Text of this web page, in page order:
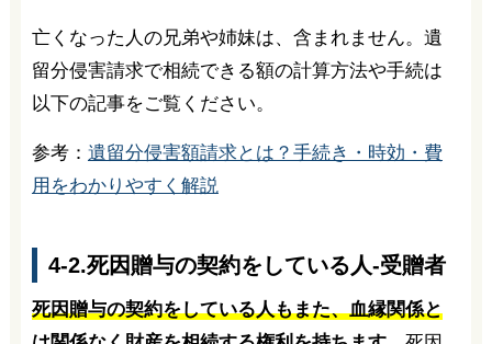
亡くなった人の兄弟や姉妹は、含まれません。遺
留分侵害請求で相続できる額の計算方法や手続は
以下の記事をご覧ください。
参考： 遺留分侵害額請求とは？手続き・時効・費
用をわかりやすく解説
4-2.死因贈与の契約をしている人-受贈者
死因贈与の契約をしている人もまた、血縁関係と